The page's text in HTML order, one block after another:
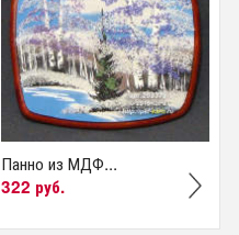
Панно из МДФ...
322 руб.